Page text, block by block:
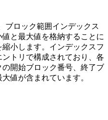
ブロック範囲インデックス
と最大値を格納することに
小します。インデックスフ
トリで構成されており、各
開始ブロック番号、終了ブ
値が含まれています。